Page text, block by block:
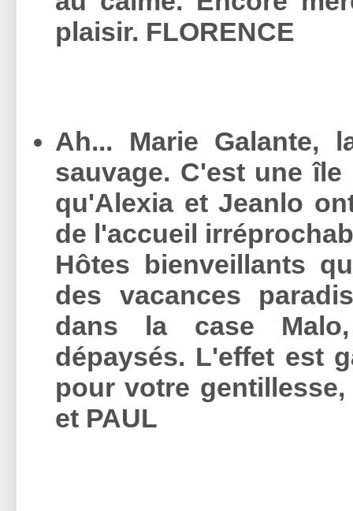
plaisir. FLORENCE
Ah... Marie Galante,
sauvage. C'est une
qu'Alexia et Jeanlo
de l'accueil
Hôtes bienveillants
des vacances
dans la case
dépaysés. L'effet est
pour votre
et PAUL